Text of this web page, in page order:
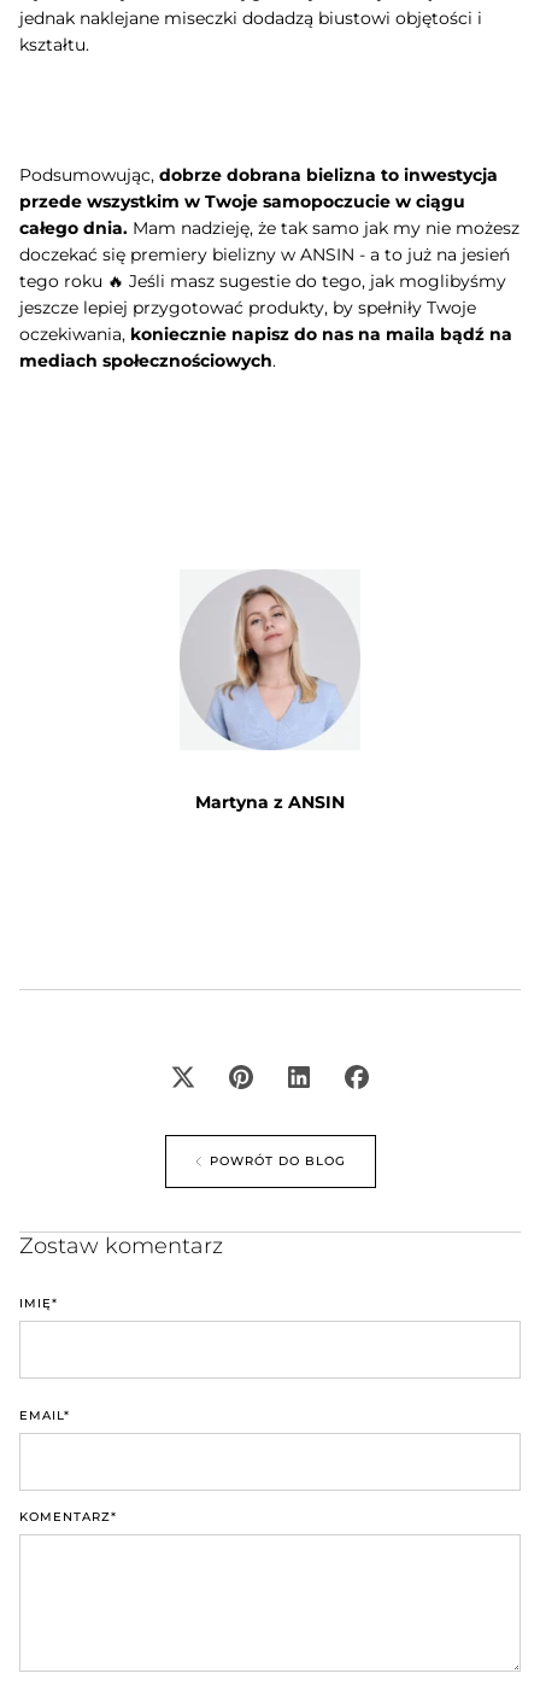
jednak naklejane miseczki dodadzą biustowi objętości i
kształtu.
Podsumowując, dobrze dobrana bielizna to inwestycja
przede wszystkim w Twoje samopoczucie w ciągu
całego dnia. Mam nadzieję, że tak samo jak my nie możesz
doczekać się premiery bielizny w ANSIN - a to już na jesień
tego roku 🔥 Jeśli masz sugestie do tego, jak moglibyśmy
jeszcze lepiej przygotować produkty, by spełniły Twoje
oczekiwania, koniecznie napisz do nas na maila bądź na
mediach społecznościowych.
Martyna z ANSIN
POWRÓT DO BLOG
Zostaw komentarz
IMIĘ*
EMAIL*
KOMENTARZ*